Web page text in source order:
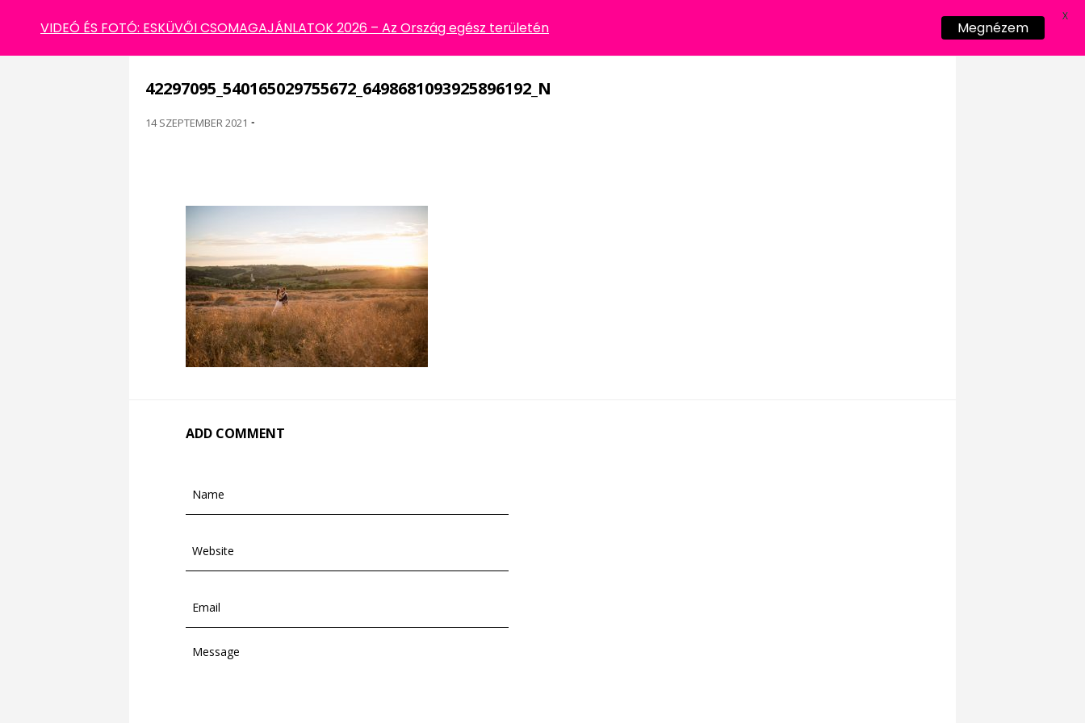
42297095_540165029755672_6498681093925896192_N
14 SZEPTEMBER 2021 -
ADD COMMENT
VIDEÓ ÉS FOTÓ: ESKÜVŐI CSOMAGAJÁNLATOK 2026 – Az Ország egész területén Megnézem
X